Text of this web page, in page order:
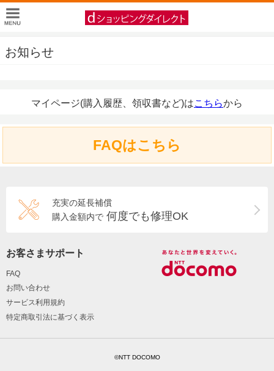
お知らせ
マイページ(購入履歴、領収書など)はこちらから
FAQはこちら
充実の延長補償
購入金額内で 何度でも修理OK
お客さまサポート
FAQ
お問い合わせ
サービス利用規約
特定商取引法に基づく表示
©NTT DOCOMO